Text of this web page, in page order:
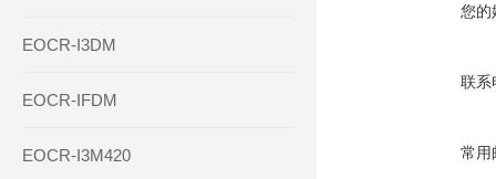
EOCR-I3DM
EOCR-IFDM
EOCR-I3M420
您的
联系
常用